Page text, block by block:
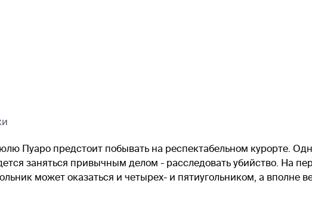
Пуаро предстоит побывать на респектабельном курорте.
заняться привычным делом - расследовать убийство. На
может оказаться и четырех- и пятиугольником, а вполне